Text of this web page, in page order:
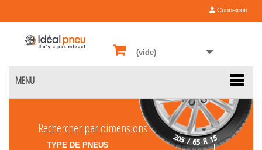
Connexion
(vide)
MENU
Rechercher par dimensions
TYPE DE PNEUS